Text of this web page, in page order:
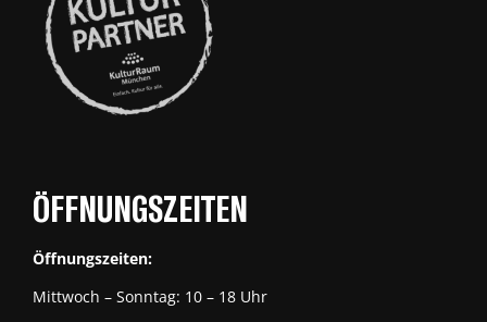
ÖFFNUNGSZEITEN
Öffnungszeiten:
Mittwoch – Sonntag: 10 – 18 Uhr